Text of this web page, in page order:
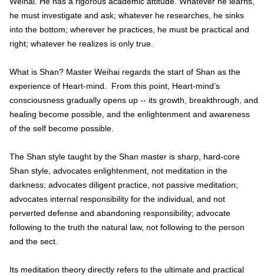
he must investigate and ask; whatever he researches, he sinks
into the bottom; wherever he practices, he must be practical and
right; whatever he realizes is only true.
What is Shan? Master Weihai regards the start of Shan as the
experience of Heart-mind. From this point, Heart-mind’s
consciousness gradually opens up -- its growth, breakthrough, and
healing become possible, and the enlightenment and awareness
of the self become possible.
The Shan style taught by the Shan master is sharp, hard-core
Shan style, advocates enlightenment, not meditation in the
darkness; advocates diligent practice, not passive meditation;
advocates internal responsibility for the individual, and not
perverted defense and abandoning responsibility; advocate
following to the truth the natural law, not following to the person
and the sect.
Its meditation theory directly refers to the ultimate and practical